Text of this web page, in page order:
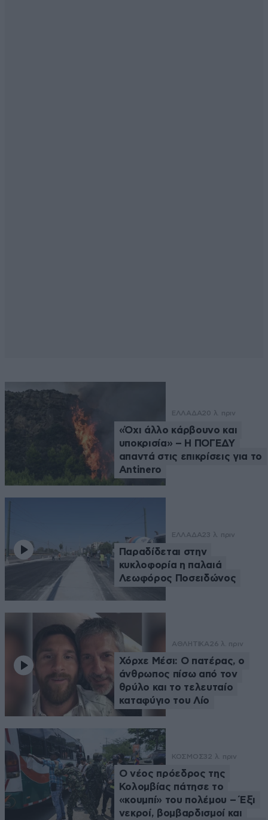
ΕΛΛΑΔΑ20 λ. πριν
«Όχι άλλο κάρβουνο και
υποκρισία» – Η ΠΟΓΕΔΥ
απαντά στις επικρίσεις για το
Antinero
ΕΛΛΑΔΑ23 λ. πριν
Παραδίδεται στην
κυκλοφορία η παλαιά
Λεωφόρος Ποσειδώνος
ΑΘΛΗΤΙΚΑ26 λ. πριν
Χόρχε Μέσι: Ο πατέρας, ο
άνθρωπος πίσω από τον
θρύλο και το τελευταίο
καταφύγιο του Λίο
ΚΟΣΜΟΣ32 λ. πριν
Ο νέος πρόεδρος της
Κολομβίας πάτησε το
«κουμπί» του πολέμου – Έξι
νεκροί, βομβαρδισμοί και